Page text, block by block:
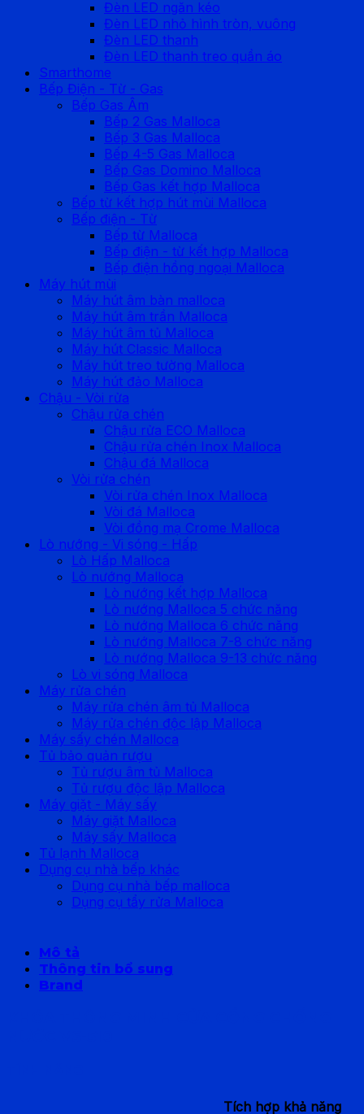
Đèn LED ngăn kéo
Đèn LED nhỏ hình tròn, vuông
Đèn LED thanh
Đèn LED thanh treo quần áo
Smarthome
Bếp Điện - Từ - Gas
Bếp Gas Âm
Bếp 2 Gas Malloca
Bếp 3 Gas Malloca
Bếp 4-5 Gas Malloca
Bếp Gas Domino Malloca
Bếp Gas kết hợp Malloca
Bếp từ kết hợp hút mùi Malloca
Bếp điện - Từ
Bếp từ Malloca
Bếp điện - từ kết hợp Malloca
Bếp điện hồng ngoại Malloca
Máy hút mùi
Máy hút âm bàn malloca
Máy hút âm trần Malloca
Máy hút âm tủ Malloca
Máy hút Classic Malloca
Máy hút treo tường Malloca
Máy hút đảo Malloca
Chậu - Vòi rửa
Chậu rửa chén
Chậu rửa ECO Malloca
Chậu rửa chén Inox Malloca
Chậu đá Malloca
Vòi rửa chén
Vòi rửa chén Inox Malloca
Vòi đá Malloca
Vòi đồng mạ Crome Malloca
Lò nướng - Vi sóng - Hấp
Lò Hấp Malloca
Lò nướng Malloca
Lò nướng kết hợp Malloca
Lò nướng Malloca 5 chức năng
Lò nướng Malloca 6 chức năng
Lò nướng Malloca 7-8 chức năng
Lò nướng Malloca 9-13 chức năng
Lò vi sóng Malloca
Máy rửa chén
Máy rửa chén âm tủ Malloca
Máy rửa chén độc lập Malloca
Máy sấy chén Malloca
Tủ bảo quản rượu
Tủ rượu âm tủ Malloca
Tủ rượu độc lập Malloca
Máy giặt - Máy sấy
Máy giặt Malloca
Máy sấy Malloca
Tủ lạnh Malloca
Dụng cụ nhà bếp khác
Dụng cụ nhà bếp malloca
Dụng cụ tẩy rửa Malloca
Mô tả
Thông tin bổ sung
Brand
Tích hợp khả năng